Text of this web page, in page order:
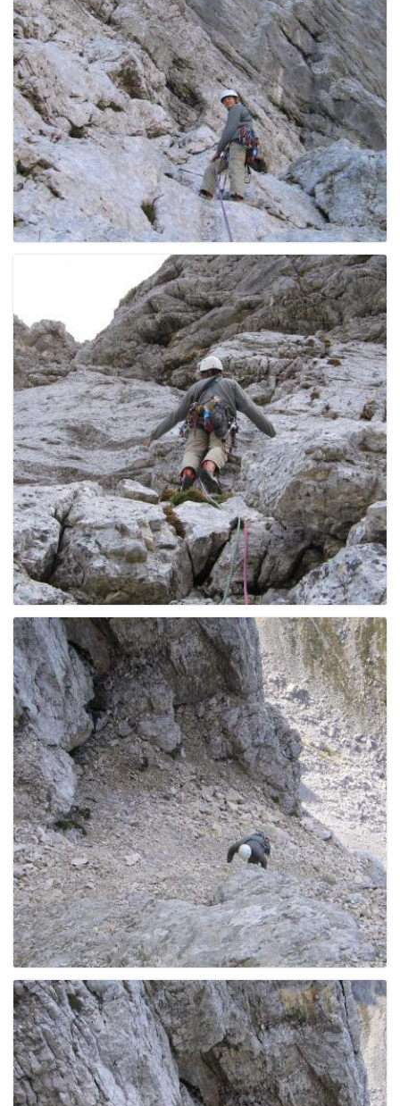
n
a
v
i
g
a
t
i
o
n